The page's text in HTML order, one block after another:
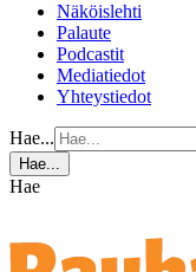
Näköislehti
Palaute
Podcastit
Mediatiedot
Yhteystiedot
Hae...
Hae...
Hae